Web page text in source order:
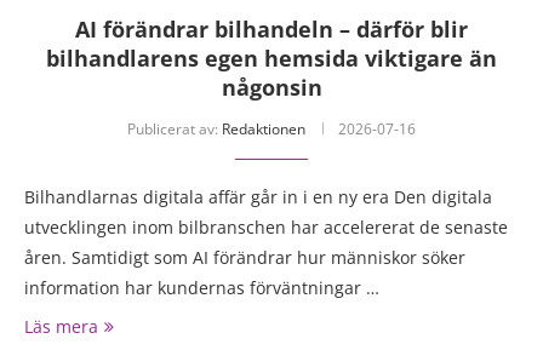
AI förändrar bilhandeln – därför blir
bilhandlarens egen hemsida viktigare än
någonsin
Publicerat av: Redaktionen 2026-07-16
Bilhandlarnas digitala affär går in i en ny era Den digitala
utvecklingen inom bilbranschen har accelererat de senaste
åren. Samtidigt som AI förändrar hur människor söker
information har kundernas förväntningar …
Läs mera